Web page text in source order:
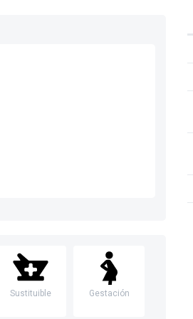
Sustituible Gestación